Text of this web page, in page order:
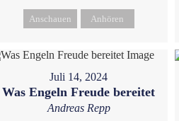
Anschauen Anhören
Juli 14, 2024
Was Engeln Freude bereitet
Andreas Repp